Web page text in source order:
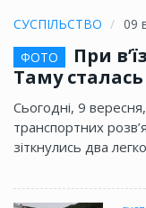
СУСПІЛЬСТВО
09
ФОТО
При
Таму
Сьогодні, 9
транспортних
зіткнулись два